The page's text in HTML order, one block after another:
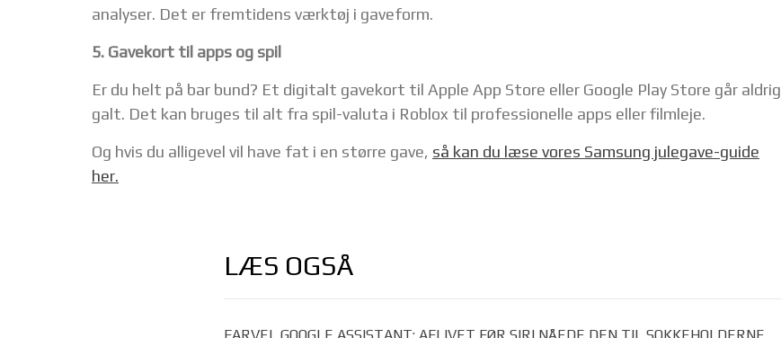
analyser. Det er fremtidens værktøj i gaveform.
5. Gavekort til apps og spil
Er du helt på bar bund? Et digitalt gavekort til Apple App Store eller Google Play Store går aldrig
galt. Det kan bruges til alt fra spil-valuta i Roblox til professionelle apps eller filmleje.
Og hvis du alligevel vil have fat i en større gave, så kan du læse vores Samsung julegave-guide
her.
LÆS OGSÅ